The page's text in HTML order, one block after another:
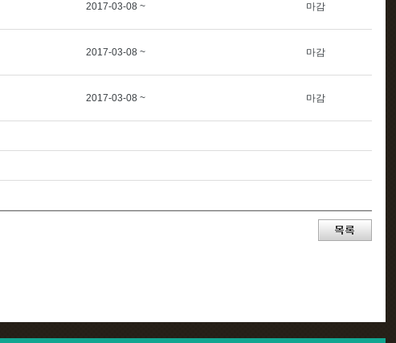
2017-03-08 ~ 마감
2017-03-08 ~ 마감
2017-03-08 ~ 마감